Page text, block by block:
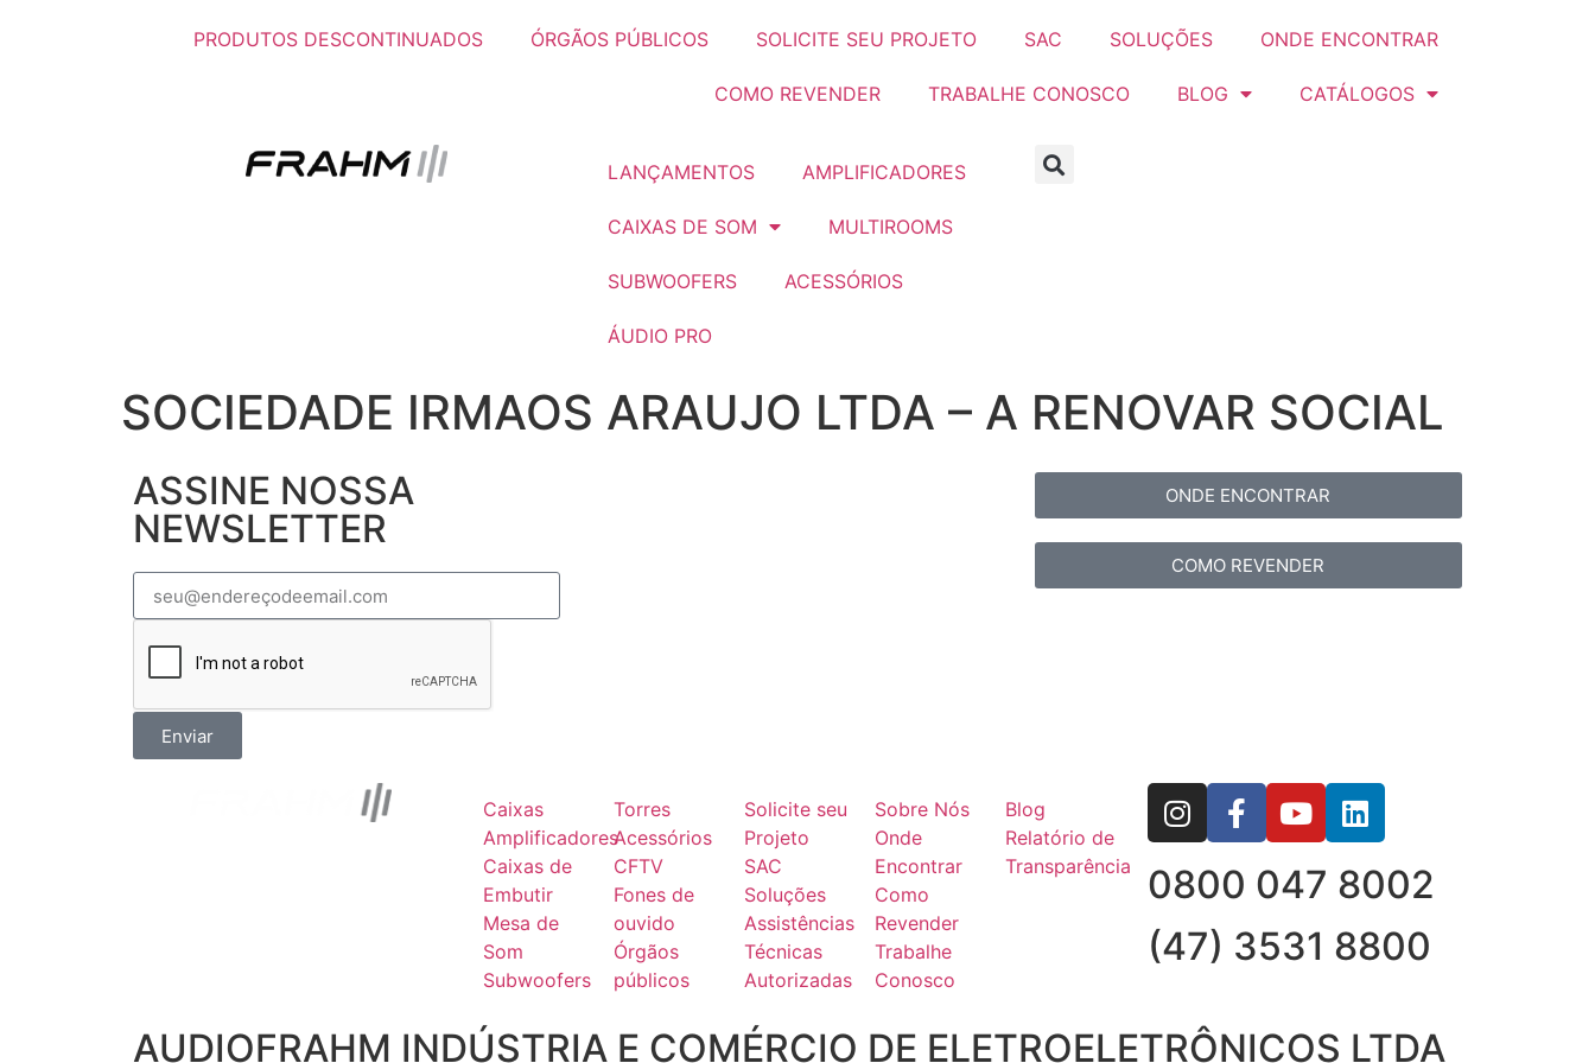
PRODUTOS DESCONTINUADOS ÓRGÃOS PÚBLICOS SOLICITE SEU PROJETO SAC SOLUÇÕES ONDE ENCONTRAR
COMO REVENDER TRABALHE CONOSCO BLOG CATÁLOGOS
LANÇAMENTOS AMPLIFICADORES
CAIXAS DE SOM MULTIROOMS
SUBWOOFERS ACESSÓRIOS
ÁUDIO PRO
SOCIEDADE IRMAOS ARAUJO LTDA – A RENOVAR SOCIAL
ASSINE NOSSA
NEWSLETTER
Enviar
ONDE ENCONTRAR
COMO REVENDER
Caixas
Amplificadores
Caixas de
Embutir
Mesa de
Som
Subwoofers
Torres
Acessórios
CFTV
Fones de
ouvido
Órgãos
públicos
Solicite seu
Projeto
SAC
Soluções
Assistências
Técnicas
Autorizadas
Sobre Nós
Onde
Encontrar
Como
Revender
Trabalhe
Conosco
Blog
Relatório de
Transparência
0800 047 8002
(47) 3531 8800
AUDIOFRAHM INDÚSTRIA E COMÉRCIO DE ELETROELETRÔNICOS LTDA